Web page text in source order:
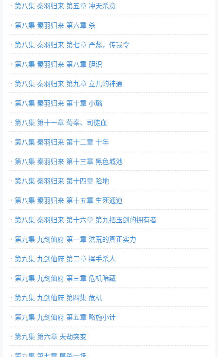
第八集 秦羽归来 第五章 冲天杀意
第八集 秦羽归来 第六章 杀
第八集 秦羽归来 第七章 严蕊，传我令
第八集 秦羽归来 第八章 胆识
第八集 秦羽归来 第九章 立儿的神通
第八集 秦羽归来 第十章 小璐
第八集 第十一章 荀奉、司徒血
第八集 秦羽归来 第十二章 十年
第八集 秦羽归来 第十三章 黑色城池
第八集 秦羽归来 第十四章 险地
第八集 秦羽归来 第十五章 生死通道
第八集 秦羽归来 第十六章 第九把玉剑的拥有者
第九集 九剑仙府 第一章 洪荒的真正实力
第九集 九剑仙府 第二章 挥手杀人
第九集 九剑仙府 第三章 危机暗藏
第九集 九剑仙府 第四集 危机
第九集 九剑仙府 第五章 略施小计
第九集 第六章 天劫突变